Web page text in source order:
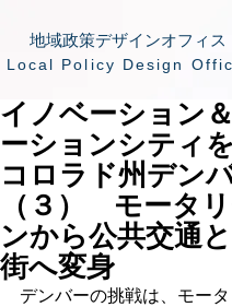
地域政策デザインオフィス
​Local Policy Design
イノベーション
ーションシティ
コロラド州デン
（３） モータ
ンから公共交通
街へ変身
デンバーの挑戦は、モー